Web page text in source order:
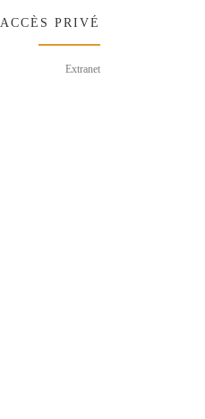
ACCÈS PRIVÉ
Extranet